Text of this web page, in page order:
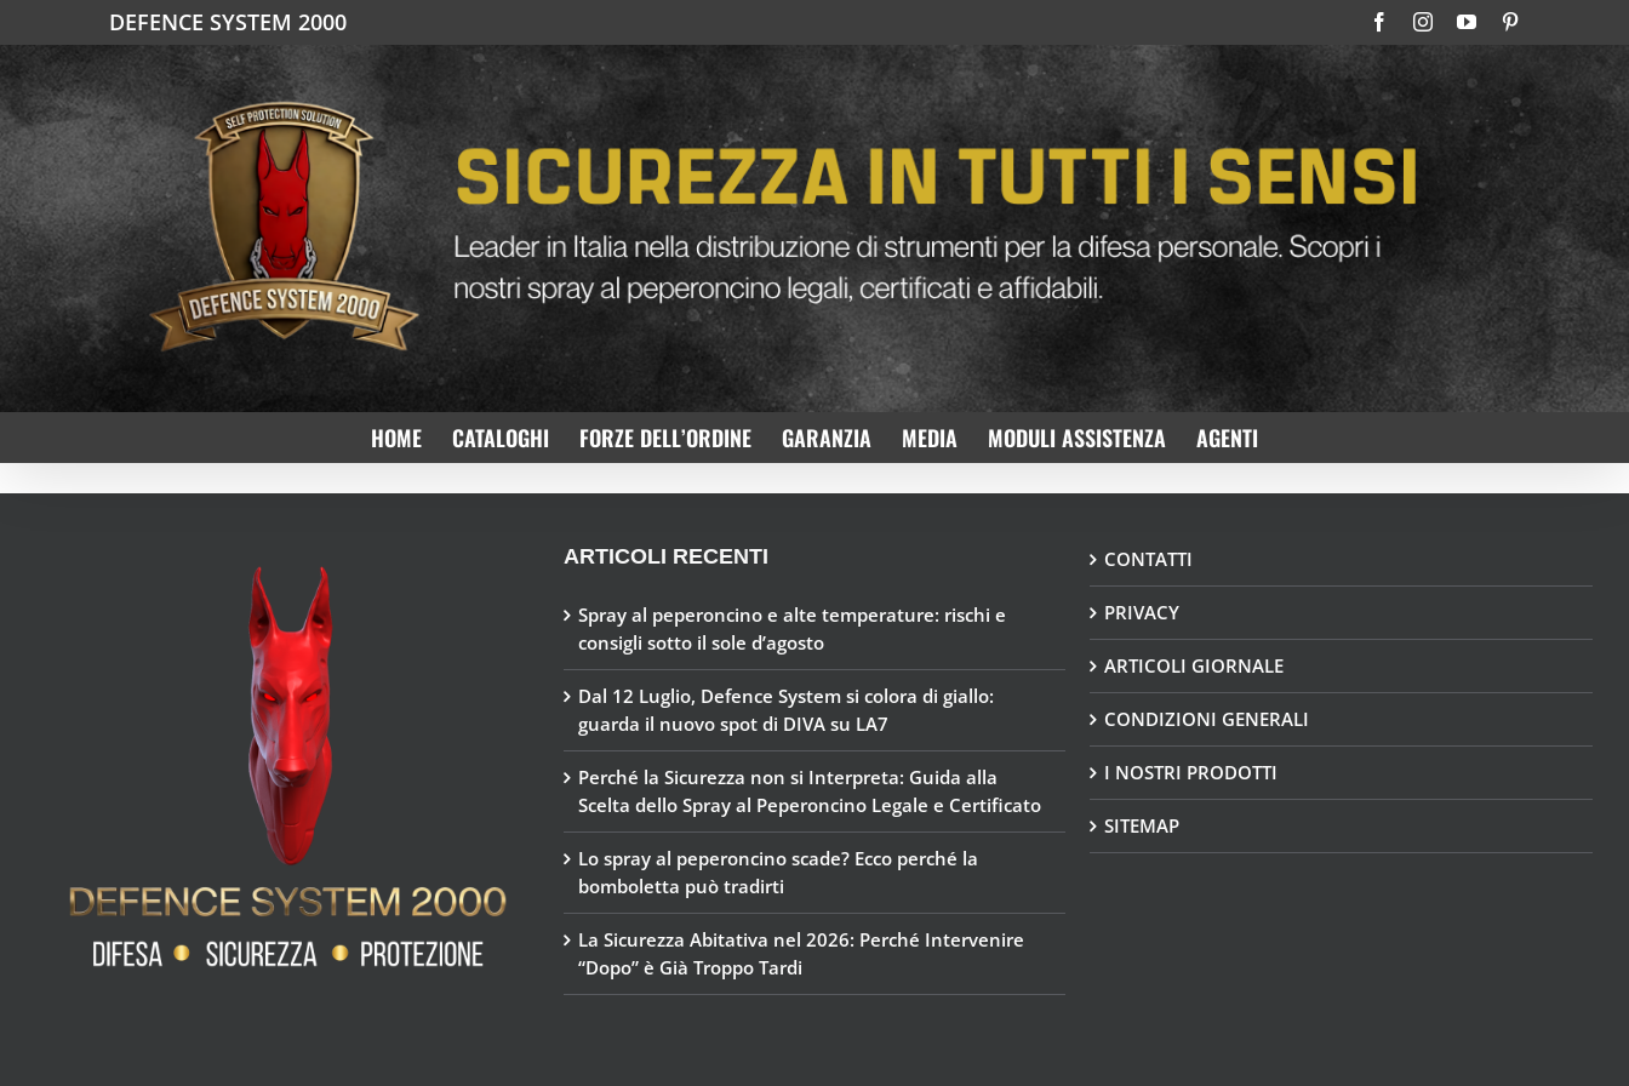
al
contenuto
DEFENCE SYSTEM 2000 FacebookInstagramYouTube
HOME CATALOGHI FORZE DELL’ORDINE GARANZIA MEDIA MODULI ASSISTENZA AGENTI
ARTICOLI RECENTI
Spray al peperoncino e alte temperature: rischi e
consigli sotto il sole d’agosto
Dal 12 Luglio, Defence System si colora di giallo:
guarda il nuovo spot di DIVA su LA7
Perché la Sicurezza non si Interpreta: Guida alla
Scelta dello Spray al Peperoncino Legale e Certificato
Lo spray al peperoncino scade? Ecco perché la
bomboletta può tradirti
La Sicurezza Abitativa nel 2026: Perché Intervenire
“Dopo” è Già Troppo Tardi
CONTATTI
PRIVACY
ARTICOLI GIORNALE
CONDIZIONI GENERALI
I NOSTRI PRODOTTI
SITEMAP